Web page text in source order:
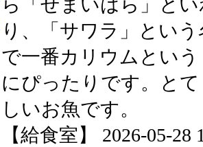
ら「せまいはら」と
り、「サワラ」とい
で一番カリウムとい
にぴったりです。と
しいお魚です。
【給食室】 2026-05-28